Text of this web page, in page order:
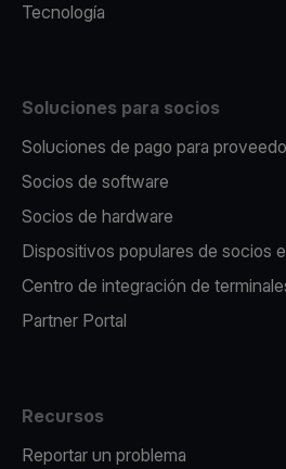
Tecnología
Soluciones para socios
Soluciones de pago para
Socios de software
Socios de hardware
Dispositivos populares de socios
Centro de integración de
Partner Portal
Recursos
Reportar un problema